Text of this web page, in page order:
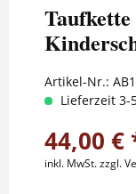
Artikel-Nr.:
Lieferzeit 3-
44,00 €
inkl. MwSt.zzgl.